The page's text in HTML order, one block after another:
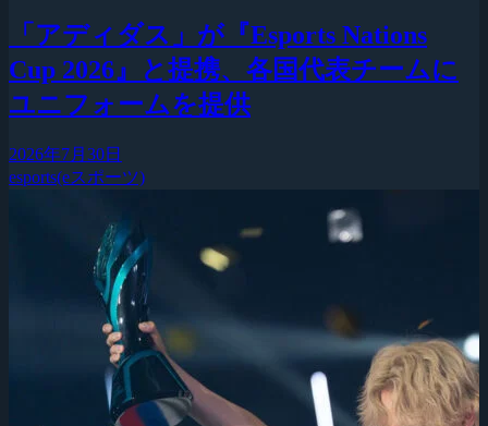
「アディダス」が『Esports Nations
Cup 2026』と提携、各国代表チームに
ユニフォームを提供
2026年7月30日
esports(eスポーツ)